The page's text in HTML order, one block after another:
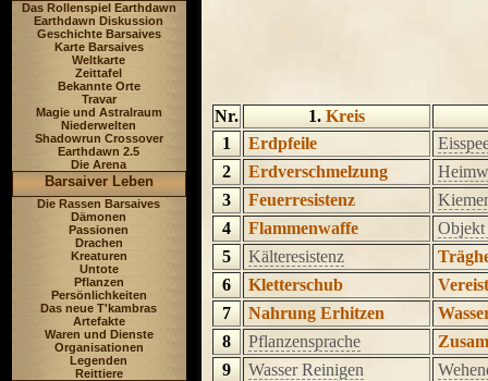
Das Rollenspiel Earthdawn
Earthdawn Diskussion
Geschichte Barsaives
Karte Barsaives
Weltkarte
Zeittafel
Bekannte Orte
Travar
Magie und Astralraum
Niederwelten
Shadowrun Crossover
Earthdawn 2.5
Die Arena
Barsaiver Leben
Die Rassen Barsaives
Dämonen
Passionen
Drachen
Kreaturen
Untote
Pflanzen
Persönlichkeiten
Das neue T'kambras
Artefakte
Waren und Dienste
Organisationen
Legenden
Reittiere
Nr. 1. Kreis
1
Erdpfeile
2
Erdverschmelzung
3
Feuerresistenz
4
Flammenwaffe
Objekt
5
Kälteresistenz
6
Kletterschub
7
Nahrung Erhitzen
8
Pflanzensprache
9
Wasser Reinigen